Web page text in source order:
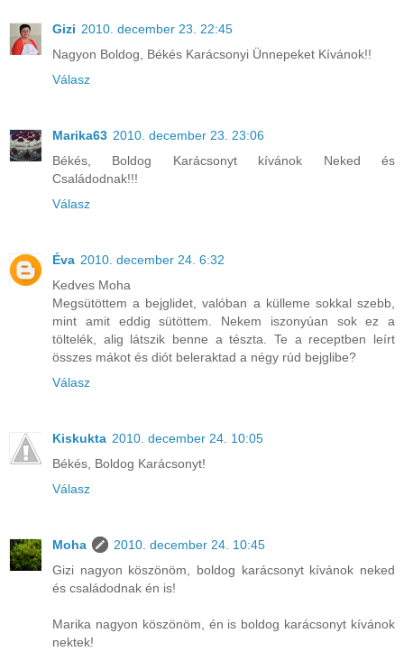
Gizi 2010. december 23. 22:45
Nagyon Boldog, Békés Karácsonyi Ünnepeket Kívánok!!
Válasz
Marika63 2010. december 23. 23:06
Békés, Boldog Karácsonyt kívánok Neked és
Családodnak!!!
Válasz
Éva 2010. december 24. 6:32
Kedves Moha
Megsütöttem a bejglidet, valóban a külleme sokkal szebb,
mint amit eddig sütöttem. Nekem iszonyúan sok ez a
töltelék, alig látszik benne a tészta. Te a receptben leírt
összes mákot és diót beleraktad a négy rúd bejglibe?
Válasz
Kiskukta 2010. december 24. 10:05
Békés, Boldog Karácsonyt!
Válasz
Moha
2010. december 24. 10:45
Gizi nagyon köszönöm, boldog karácsonyt kívánok neked
és családodnak én is!
Marika nagyon köszönöm, én is boldog karácsonyt kívánok
nektek!